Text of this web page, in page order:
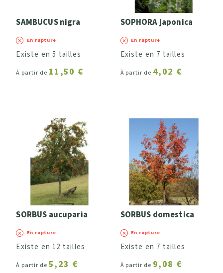
SAMBUCUS nigra
En rupture
Existe en 5 tailles
À partir de 11,50 €
SOPHORA japonica
En rupture
Existe en 7 tailles
À partir de 4,02 €
SORBUS aucuparia
En rupture
Existe en 12 tailles
À partir de 5,23 €
SORBUS domestica
En rupture
Existe en 7 tailles
À partir de 9,08 €